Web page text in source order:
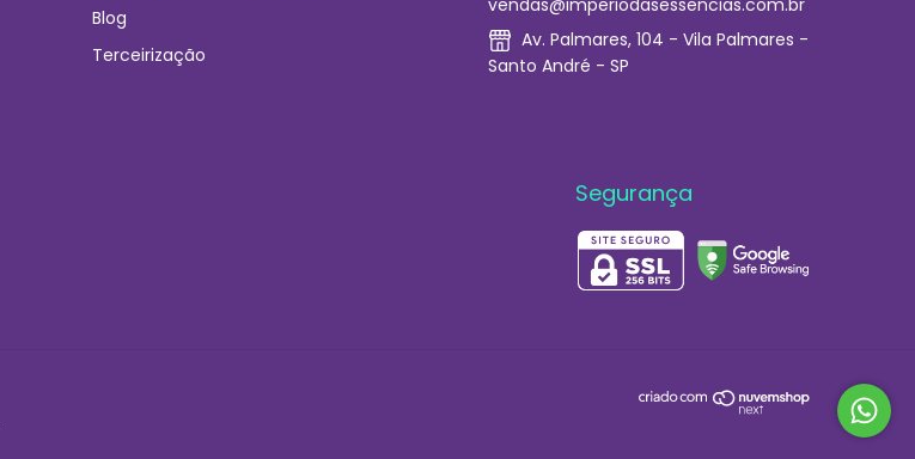
Blog
Terceirização
vendas@imperiodasessencias.com.br
Av. Palmares, 104 - Vila Palmares -
Santo André - SP
Segurança